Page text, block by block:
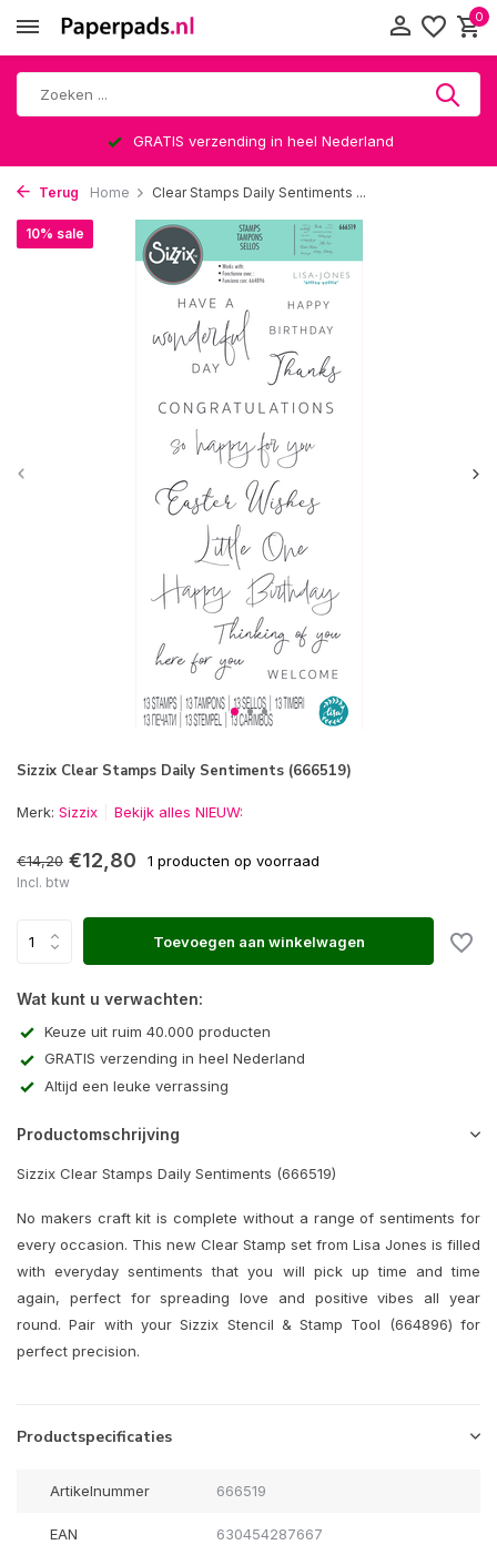
0
GRATIS verzending in heel Nederland
Terug Home Clear Stamps Daily Sentiments ...
Sizzix Clear Stamps Daily Sentiments (666519)
10% sale
Merk: Sizzix Bekijk alles NIEUW:
€14,20 €12,80 1 producten op voorraad
Incl. btw
Toevoegen aan winkelwagen
Wat kunt u verwachten:
Keuze uit ruim 40.000 producten
GRATIS verzending in heel Nederland
Altijd een leuke verrassing
Productomschrijving
Sizzix Clear Stamps Daily Sentiments (666519)
No makers craft kit is complete without a range of sentiments for
every occasion. This new Clear Stamp set from Lisa Jones is filled
with everyday sentiments that you will pick up time and time
again, perfect for spreading love and positive vibes all year
round. Pair with your Sizzix Stencil & Stamp Tool (664896) for
perfect precision.
Productspecificaties
Artikelnummer 666519
EAN 630454287667